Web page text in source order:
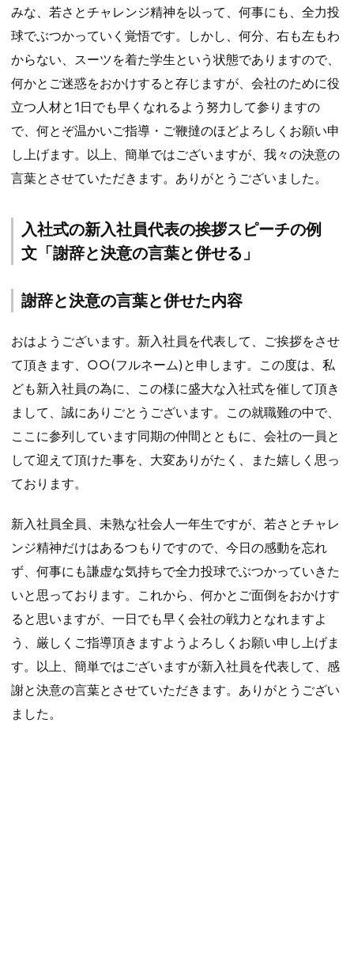
みな、若さとチャレンジ精神を以って、何事にも、全力投
球でぶつかっていく覚悟です。しかし、何分、右も左もわ
からない、スーツを着た学生という状態でありますので、
何かとご迷惑をおかけすると存じますが、会社のために役
立つ人材と1日でも早くなれるよう努力して参りますの
で、何とぞ温かいご指導・ご鞭撻のほどよろしくお願い申
し上げます。以上、簡単ではございますが、我々の決意の
言葉とさせていただきます。ありがとうございました。
入社式の新入社員代表の挨拶スピーチの例
文「謝辞と決意の言葉と併せる」
謝辞と決意の言葉と併せた内容
おはようございます。新入社員を代表して、ご挨拶をさせ
て頂きます、○○(フルネーム)と申します。この度は、私
ども新入社員の為に、この様に盛大な入社式を催して頂き
まして、誠にありごとうございます。この就職難の中で、
ここに参列しています同期の仲間とともに、会社の一員と
して迎えて頂けた事を、大変ありがたく、また嬉しく思っ
ております。
新入社員全員、未熟な社会人一年生ですが、若さとチャレ
ンジ精神だけはあるつもりですので、今日の感動を忘れ
ず、何事にも謙虚な気持ちで全力投球でぶつかっていきた
いと思っております。これから、何かとご面倒をおかけす
ると思いますが、一日でも早く会社の戦力となれますよ
う、厳しくご指導頂きますようよろしくお願い申し上げま
す。以上、簡単ではございますが新入社員を代表して、感
謝と決意の言葉とさせていただきます。ありがとうござい
ました。